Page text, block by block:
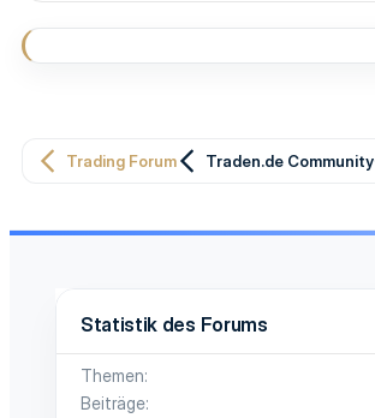
Trading Forum Traden.de Community
Statistik des Forums
Themen
Beiträge